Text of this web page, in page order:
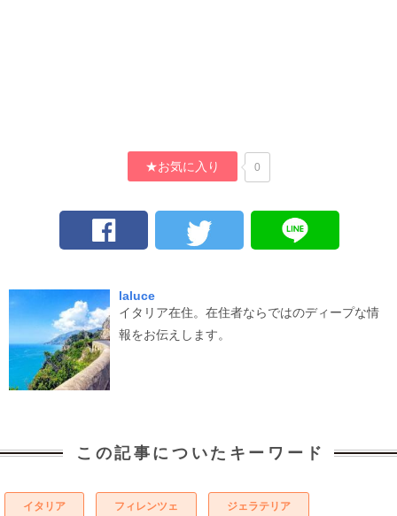
★お気に入り 0
laluce
イタリア在住。在住者ならではのディープな情
報をお伝えします。
この記事についたキーワード
イタリア フィレンツェ ジェラテリア